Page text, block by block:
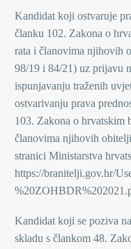
Kandidat koji ostvaruje
članku 102. Zakona o
rata i članovima njihovih
98/19 i 84/21) uz prijavu
ispunjavanju traženih
ostvarivanju prava
103. Zakona o hrvatskim
članovima njihovih
stranici Ministarstva
https://branitelji.gov.hr/
Kandidat koji se poziva
skladu s člankom 48.